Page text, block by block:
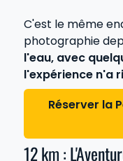
C'est le même
photographie
l'eau, avec
l'expérience n'a
Réserver la
12 km :